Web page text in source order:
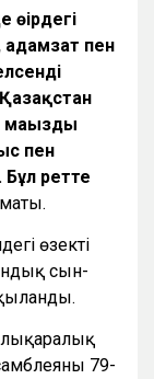
адамзат пен
пен
Бұл ретте
өзекті
сын-
79-